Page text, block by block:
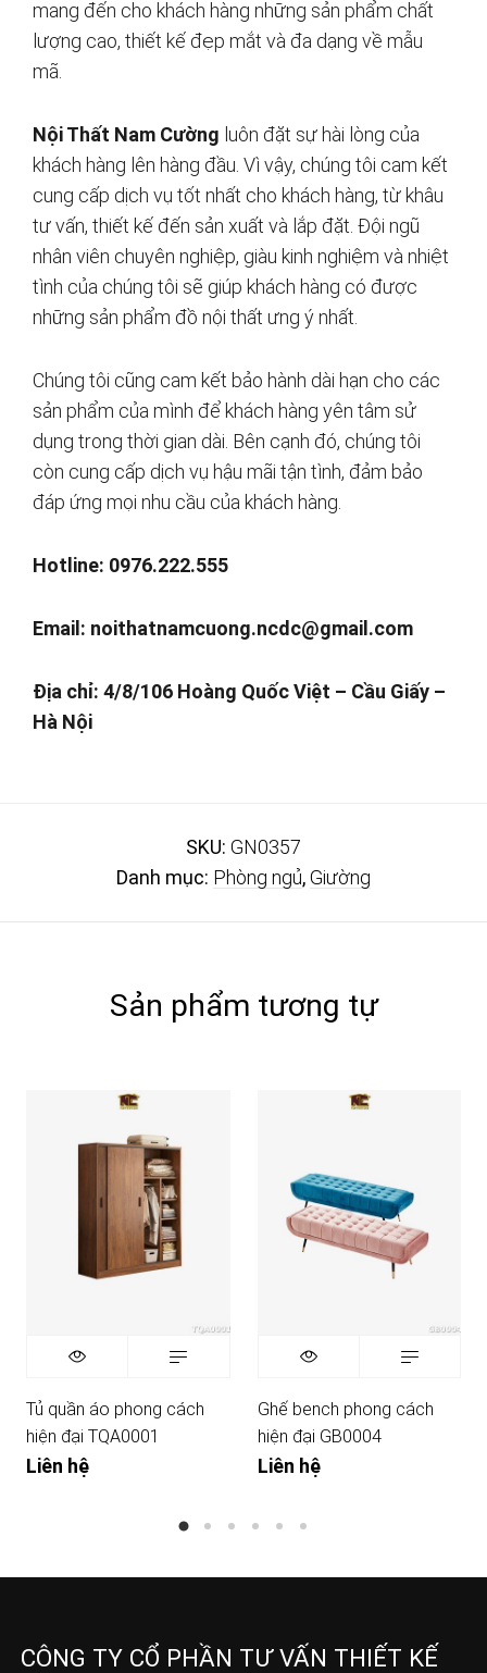
mang đến cho khách hàng những sản phẩm chất
lượng cao, thiết kế đẹp mắt và đa dạng về mẫu
mã.
Nội Thất Nam Cường luôn đặt sự hài lòng của
khách hàng lên hàng đầu. Vì vậy, chúng tôi cam kết
cung cấp dịch vụ tốt nhất cho khách hàng, từ khâu
tư vấn, thiết kế đến sản xuất và lắp đặt. Đội ngũ
nhân viên chuyên nghiệp, giàu kinh nghiệm và nhiệt
tình của chúng tôi sẽ giúp khách hàng có được
những sản phẩm đồ nội thất ưng ý nhất.
Chúng tôi cũng cam kết bảo hành dài hạn cho các
sản phẩm của mình để khách hàng yên tâm sử
dụng trong thời gian dài. Bên cạnh đó, chúng tôi
còn cung cấp dịch vụ hậu mãi tận tình, đảm bảo
đáp ứng mọi nhu cầu của khách hàng.
Hotline: 0976.222.555
Email: noithatnamcuong.ncdc@gmail.com
Địa chỉ: 4/8/106 Hoàng Quốc Việt – Cầu Giấy –
Hà Nội
SKU: GN0357
Danh mục: Phòng ngủ,Giường
Sản phẩm tương tự
Tủ quần áo phong cách
hiện đại TQA0001
Liên hệ
Ghế bench phong cách
hiện đại GB0004
Liên hệ
CÔNG TY CỔ PHẦN TƯ VẤN THIẾT KẾ